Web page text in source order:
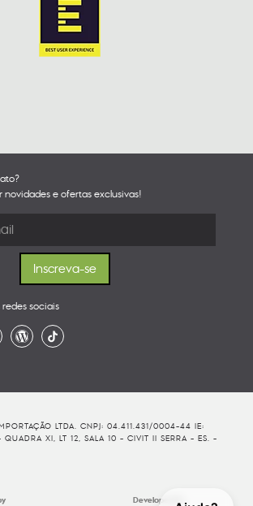
novidades e ofertas exclusivas!
sociais
LTDA. CNPJ: 04.411.431/0004-44 IE:
XI, LT 12, SALA 10 - CIVIT II SERRA - ES. -
Developed By